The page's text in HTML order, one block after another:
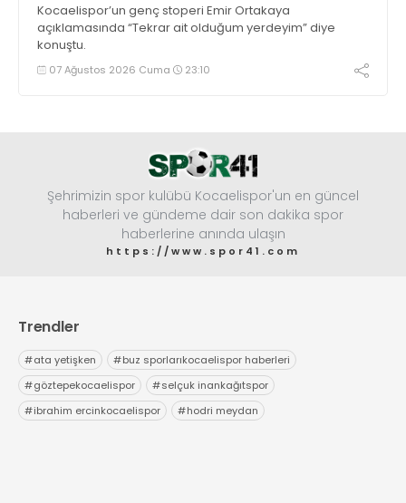
Kocaelispor’un genç stoperi Emir Ortakaya
açıklamasında “Tekrar ait olduğum yerdeyim” diye
konuştu.
07 Ağustos 2026 Cuma 23:10
Şehrimizin spor kulübü Kocaelispor'un en güncel
haberleri ve gündeme dair son dakika spor
haberlerine anında ulaşın
https://www.spor41.com
Trendler
#ata yetişken #buz sporlarıkocaelispor haberleri
#göztepekocaelispor #selçuk inankağıtspor
#ibrahim ercinkocaelispor #hodri meydan